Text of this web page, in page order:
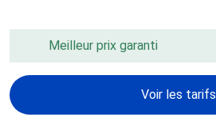
Meilleur prix garanti
Voir les tarifs